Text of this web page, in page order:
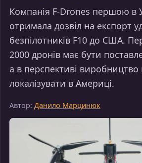
Компанія F-Drones першою в
отримала дозвіл на експорт
безпілотників F10 до США.
2000 дронів має бути
а в перспективі
локалізувати в Америці.
Автор: Данило Марцинюк